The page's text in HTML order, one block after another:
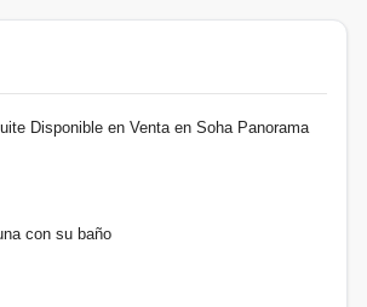
Disponible en Venta en Soha Panorama
con su baño